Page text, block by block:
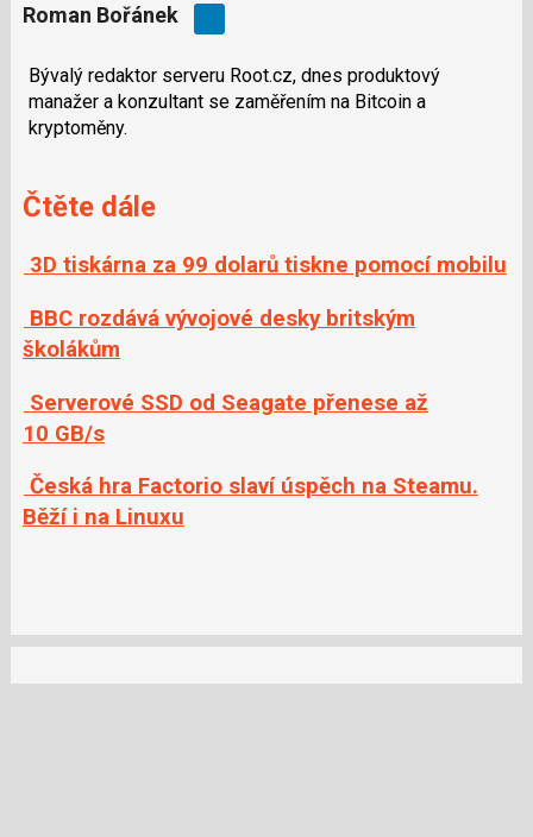
Roman Bořánek
Bývalý redaktor serveru Root.cz, dnes produktový
manažer a konzultant se zaměřením na Bitcoin a
kryptoměny.
Čtěte dále
3D tiskárna za 99 dolarů tiskne pomocí mobilu
BBC rozdává vývojové desky britským
školákům
Serverové SSD od Seagate přenese až
10 GB/s
Česká hra Factorio slaví úspěch na Steamu.
Běží i na Linuxu